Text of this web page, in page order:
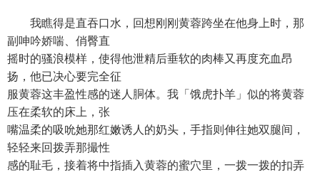
我瞧得是直吞口水，回想刚刚黄蓉跨坐在他身上时，那
副呻吟娇喘、俏臀直
摇时的骚浪模样，使得他泄精后垂软的肉棒又再度充血昂
扬，他已决心要完全征
服黄蓉这丰盈性感的迷人胴体。我「饿虎扑羊」似的将黄蓉
压在柔软的床上，张
嘴温柔的吸吮她那红嫩诱人的奶头，手指则伸往她双腿间，
轻轻来回拨弄那撮性
感的耻毛，接着将中指插入黄蓉的蜜穴里，一拨一拨的扣弄